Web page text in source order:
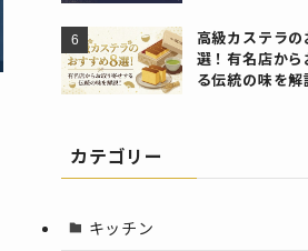
高級カステラ
選！有名店か
る伝統の味を解
カテゴリー
キッチン